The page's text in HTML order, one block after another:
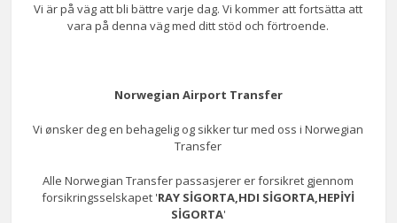
Vi är på väg att bli bättre varje dag. Vi kommer att fortsätta att
vara på denna väg med ditt stöd och förtroende.
Norwegian Airport Transfer
Vi ønsker deg en behagelig og sikker tur med oss i Norwegian
Transfer
Alle Norwegian Transfer passasjerer er forsikret gjennom
forsikringsselskapet 'RAY SİGORTA,HDI SİGORTA,HEPİYİ
SİGORTA'